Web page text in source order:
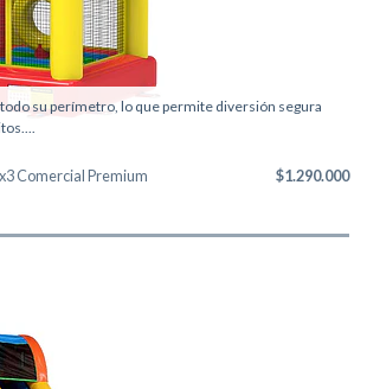
su perímetro, lo que permite diversión segura
Comercial Premium $1.290.000